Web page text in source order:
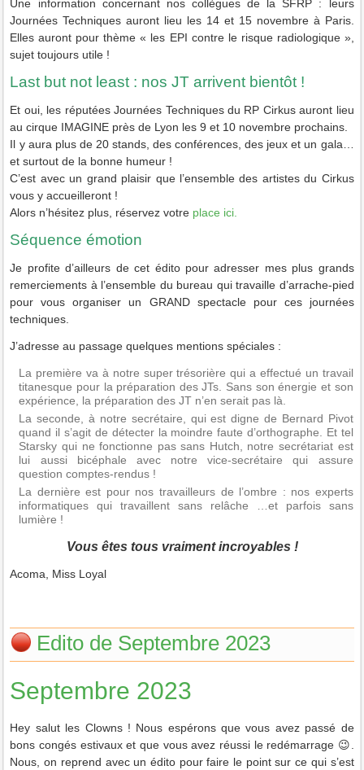
Une information concernant nos collègues de la SFRP : leurs
Journées Techniques auront lieu les 14 et 15 novembre à Paris.
Elles auront pour thème « les EPI contre le risque radiologique »,
sujet toujours utile !
Last but not least : nos JT arrivent bientôt !
Et oui, les réputées Journées Techniques du RP Cirkus auront lieu
au cirque IMAGINE près de Lyon les 9 et 10 novembre prochains.
Il y aura plus de 20 stands, des conférences, des jeux et un gala…
et surtout de la bonne humeur !
C’est avec un grand plaisir que l’ensemble des artistes du Cirkus
vous y accueilleront !
Alors n’hésitez plus, réservez votre place ici.
Séquence émotion
Je profite d’ailleurs de cet édito pour adresser mes plus grands
remerciements à l’ensemble du bureau qui travaille d’arrache-pied
pour vous organiser un GRAND spectacle pour ces journées
techniques.
J’adresse au passage quelques mentions spéciales :
La première va à notre super trésorière qui a effectué un travail
titanesque pour la préparation des JTs. Sans son énergie et son
expérience, la préparation des JT n’en serait pas là.
La seconde, à notre secrétaire, qui est digne de Bernard Pivot
quand il s’agit de détecter la moindre faute d’orthographe. Et tel
Starsky qui ne fonctionne pas sans Hutch, notre secrétariat est
lui aussi bicéphale avec notre vice-secrétaire qui assure
question comptes-rendus !
La dernière est pour nos travailleurs de l’ombre : nos experts
informatiques qui travaillent sans relâche …et parfois sans
lumière !
Vous êtes tous vraiment incroyables !
Acoma, Miss Loyal
Edito de Septembre 2023
Septembre 2023
Hey salut les Clowns ! Nous espérons que vous avez passé de
bons congés estivaux et que vous avez réussi le redémarrage 😉.
Nous, on reprend avec un édito pour faire le point sur ce qui s’est